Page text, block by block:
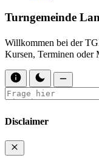
Turngemeinde
Willkommen bei der
Kursen, Terminen oder
Disclaimer